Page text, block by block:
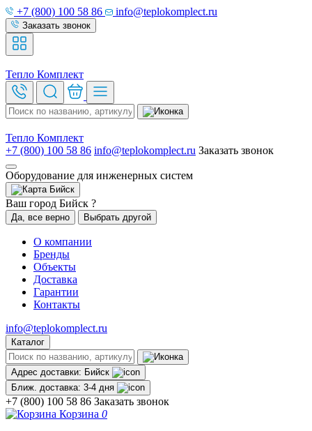
+7 (800) 100 58 86 info@teplokomplect.ru
Заказать звонок
Тепло Комплект
Тепло Комплект
+7 (800) 100 58 86 info@teplokomplect.ru Заказать звонок
Оборудование для инженерных систем
Бийск
Ваш город Бийск ?
Да, все верно Выбрать другой
О компании
Бренды
Объекты
Доставка
Гарантии
Контакты
info@teplokomplect.ru
Каталог
Адрес доставки: Бийск
Ближ. доставка: 3-4 дня
+7 (800) 100 58 86 Заказать звонок
Корзина 0